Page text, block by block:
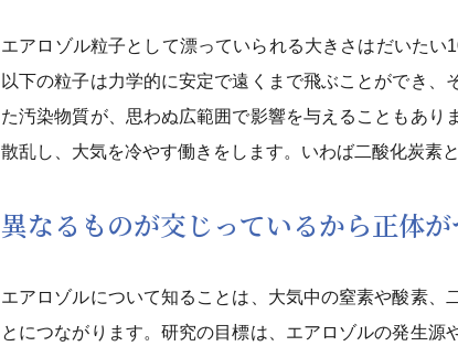
エアロゾル粒子として漂っていられる大きさはだいたい
以下の粒子は力学的に安定で遠くまで飛ぶことができ
た汚染物質が、思わぬ広範囲で影響を与えることもあ
散乱し、大気を冷やす働きをします。いわば二酸化炭素
異なるものが交じっているから正体
エアロゾルについて知ることは、大気中の窒素や酸素、
とにつながります。研究の目標は、エアロゾルの発生